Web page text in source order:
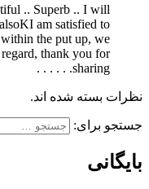
.. Superb .. I will
am satisfied to
the put up, we
thank you for
sharing. . . . . .
نظرات بسته شده اند.
جستجو برای:
بایگانی